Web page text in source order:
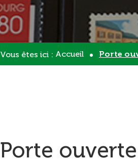
Vous êtes ici : Accueil Porte
Porte